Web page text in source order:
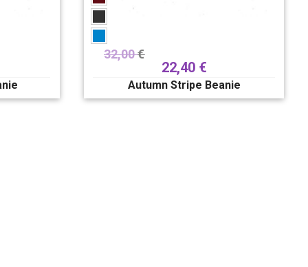
32,00€
22,40 €
Autumn Stripe Beanie